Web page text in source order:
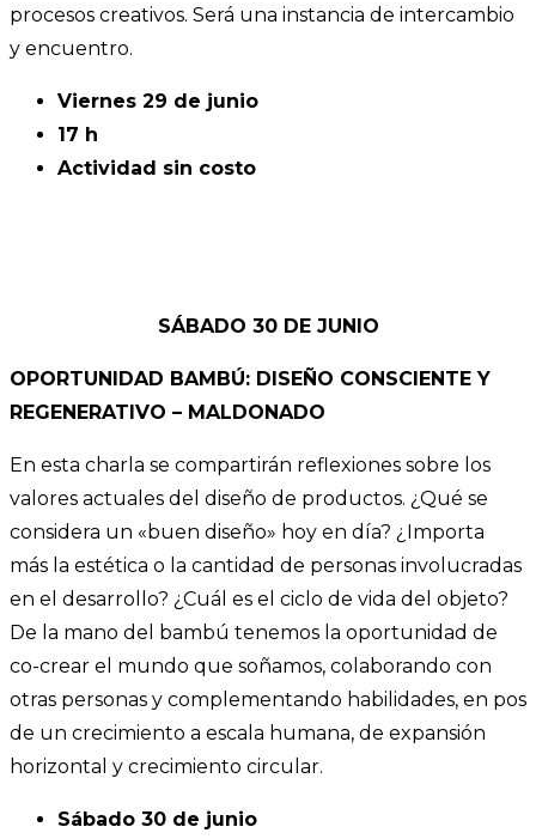
procesos creativos. Será una instancia de intercambio
y encuentro.
Viernes 29 de junio
17 h
Actividad sin costo
SÁBADO 30 DE JUNIO
OPORTUNIDAD BAMBÚ: DISEÑO CONSCIENTE Y
REGENERATIVO – MALDONADO
En esta charla se compartirán reflexiones sobre los
valores actuales del diseño de productos. ¿Qué se
considera un «buen diseño» hoy en día? ¿Importa
más la estética o la cantidad de personas involucradas
en el desarrollo? ¿Cuál es el ciclo de vida del objeto?
De la mano del bambú tenemos la oportunidad de
co-crear el mundo que soñamos, colaborando con
otras personas y complementando habilidades, en pos
de un crecimiento a escala humana, de expansión
horizontal y crecimiento circular.
Sábado 30 de junio